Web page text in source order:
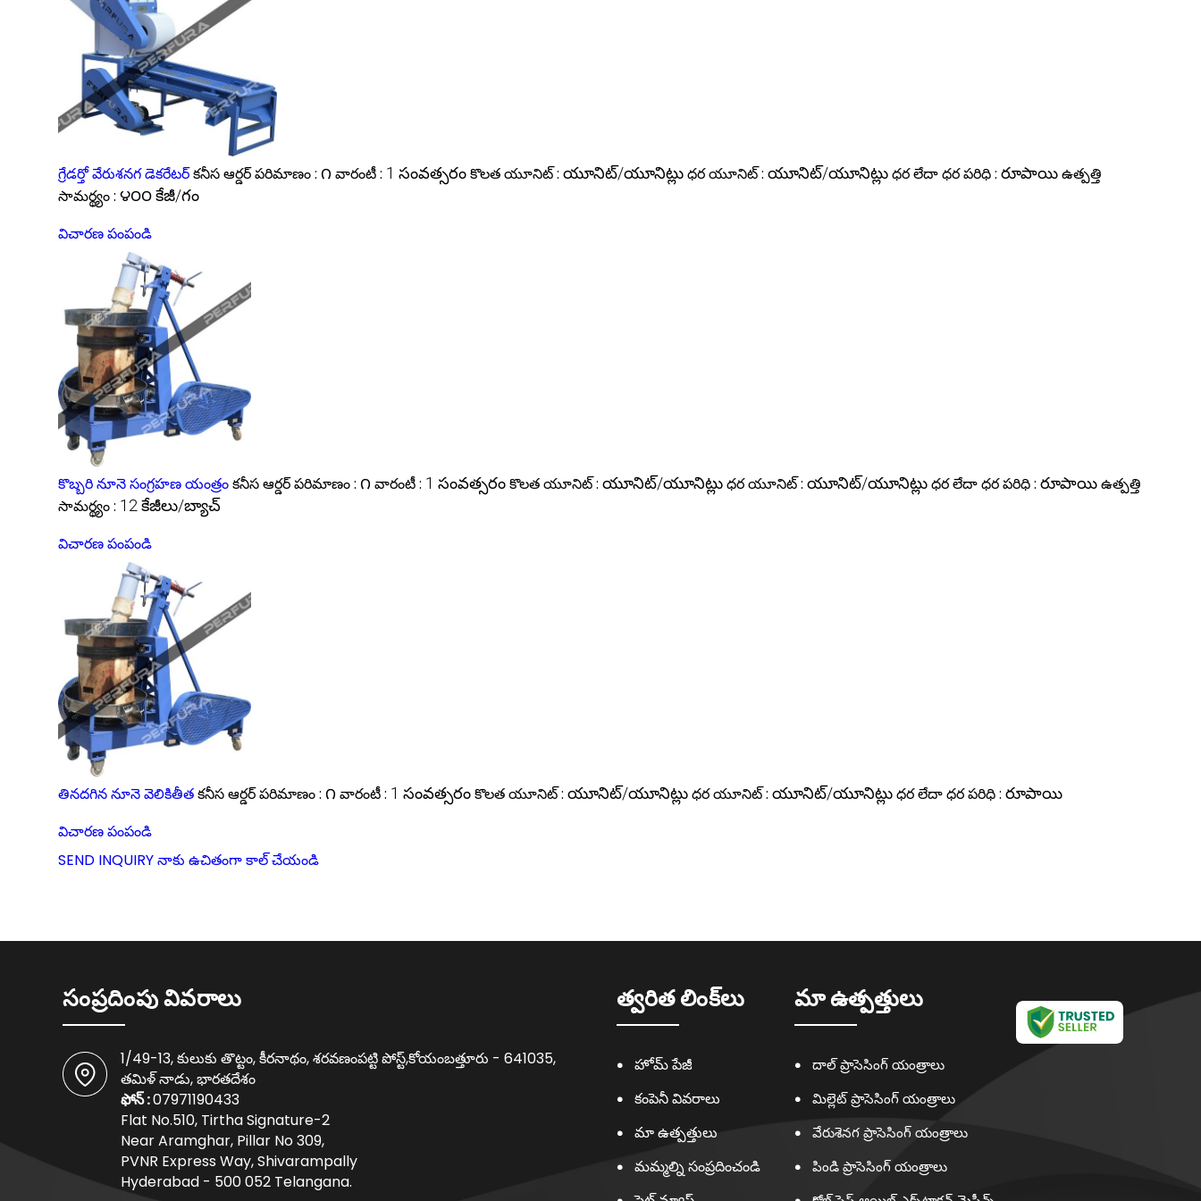
గ్రేడర్తో వేరుశనగ డెకరేటర్కనీస ఆర్డర్ పరిమాణం : ౧ వారంటీ : 1 సంవత్సరంకొలత యూనిట్ : యూనిట్/యూనిట్లుధర యూనిట్ : యూనిట్/యూనిట్లుధర లేదా ధర పరిధి : రూపాయిఉత్పత్తి
సామర్థ్యం : ౪౦౦ కేజీ/గం
విచారణ పంపండి
కొబ్బరి నూనె సంగ్రహణ యంత్రంకనీస ఆర్డర్ పరిమాణం : ౧ వారంటీ : 1 సంవత్సరంకొలత యూనిట్ : యూనిట్/యూనిట్లుధర యూనిట్ : యూనిట్/యూనిట్లుధర లేదా ధర పరిధి : రూపాయిఉత్పత్తి
సామర్థ్యం : 12 కేజీలు/బ్యాచ్
విచారణ పంపండి
తినదగిన నూనె వెలికితీతకనీస ఆర్డర్ పరిమాణం : ౧ వారంటీ : 1 సంవత్సరంకొలత యూనిట్ : యూనిట్/యూనిట్లుధర యూనిట్ : యూనిట్/యూనిట్లుధర లేదా ధర పరిధి : రూపాయి
విచారణ పంపండి
SEND INQUIRYనాకు ఉచితంగా కాల్ చేయండి
సంప్రదింపు వివరాలు
1/49-13, కులుకు తొట్టం, కీరనాథం, శరవణంపట్టి పోస్ట్,కోయంబత్తూరు - 641035,
తమిళ్ నాడు, భారతదేశం
ఫోన్ :07971190433
Flat No.510, Tirtha Signature-2
Near Aramghar, Pillar No 309,
PVNR Express Way, Shivarampally
Hyderabad - 500 052 Telangana.
త్వరిత లింక్‌లు
హోమ్ పేజీ
కంపెనీ వివరాలు
మా ఉత్పత్తులు
మమ్మల్ని సంప్రదించండి
మా ఉత్పత్తులు
దాల్ ప్రాసెసింగ్ యంత్రాలు
మిల్లెట్ ప్రాసెసింగ్ యంత్రాలు
వేరుశెనగ ప్రాసెసింగ్ యంత్రాలు
పిండి ప్రాసెసింగ్ యంత్రాలు